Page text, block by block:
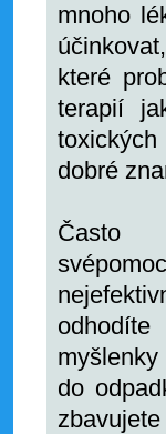
mnoho
které
terapií
dobré
do